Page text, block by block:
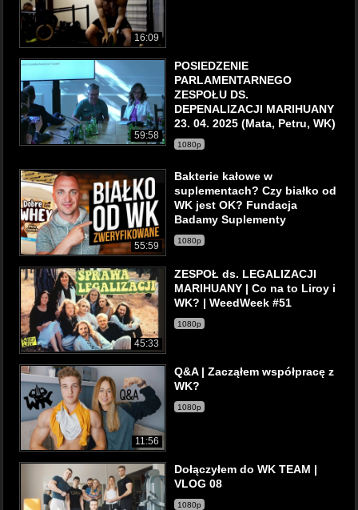
16:09
59:58
POSIEDZENIE
PARLAMENTARNEGO
ZESPOŁU DS.
DEPENALIZACJI MARIHUANY
23. 04. 2025 (Mata, Petru, WK)
1080p
55:59
Bakterie kałowe w
suplementach? Czy białko od
WK jest OK? Fundacja
Badamy Suplementy
1080p
45:33
ZESPOŁ ds. LEGALIZACJI
MARIHUANY | Co na to Liroy i
WK? | WeedWeek #51
1080p
11:56
Q&A | Zacząłem współpracę z
WK?
1080p
Dołączyłem do WK TEAM |
VLOG 08
1080p